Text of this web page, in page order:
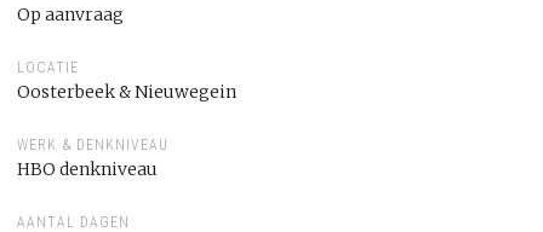
Op aanvraag
LOCATIE
Oosterbeek & Nieuwegein
WERK & DENKNIVEAU
HBO denkniveau
AANTAL DAGEN